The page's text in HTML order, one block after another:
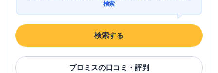
名称
【2025/12/7閉店】２３号津高茶屋
自動契約コーナー
営業時間
平日：09:00-21:00
土曜：09:00-21:00
日祝：09:00-21:00
検索
検索する
プロミスの口コミ・評判